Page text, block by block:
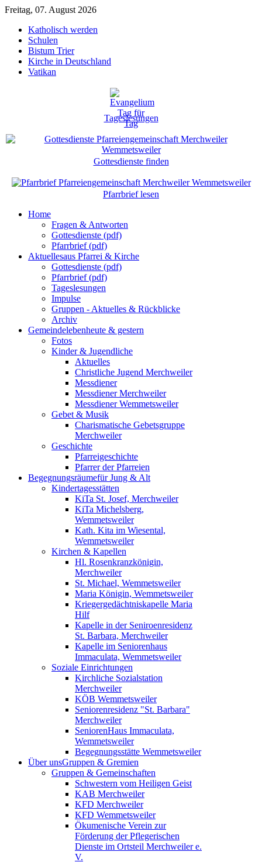
Freitag, 07. August 2026
Katholisch werden
Schulen
Bistum Trier
Kirche in Deutschland
Vatikan
Tageslesungen
Gottesdienste finden
Pfarrbrief lesen
Home
Fragen & Antworten
Gottesdienste (pdf)
Pfarrbrief (pdf)
Aktuellesaus Pfarrei & Kirche
Gottesdienste (pdf)
Pfarrbrief (pdf)
Tageslesungen
Impulse
Gruppen - Aktuelles & Rückblicke
Archiv
Gemeindelebenheute & gestern
Fotos
Kinder & Jugendliche
Aktuelles
Christliche Jugend Merchweiler
Messdiener
Messdiener Merchweiler
Messdiener Wemmetsweiler
Gebet & Musik
Charismatische Gebetsgruppe
Merchweiler
Geschichte
Pfarreigeschichte
Pfarrer der Pfarreien
Begegnungsräumefür Jung & Alt
Kindertagesstätten
KiTa St. Josef, Merchweiler
KiTa Michelsberg,
Wemmetsweiler
Kath. Kita im Wiesental,
Wemmetsweiler
Kirchen & Kapellen
Hl. Rosenkranzkönigin,
Merchweiler
St. Michael, Wemmetsweiler
Maria Königin, Wemmetsweiler
Kriegergedächtniskapelle Maria
Hilf
Kapelle in der Seniroenresidenz
St. Barbara, Merchweiler
Kapelle im Seniorenhaus
Immaculata, Wemmetsweiler
Soziale Einrichtungen
Kirchliche Sozialstation
Merchweiler
KÖB Wemmetsweiler
Seniorenresidenz "St. Barbara"
Merchweiler
SeniorenHaus Immaculata,
Wemmetsweiler
Begegnungsstätte Wemmetsweiler
Über unsGruppen & Gremien
Gruppen & Gemeinschaften
Schwestern vom Heiligen Geist
KAB Merchweiler
KFD Merchweiler
KFD Wemmetsweiler
Ökumenische Verein zur
Förderung der Pflegerischen
Dienste im Ortsteil Merchweiler e.
V.